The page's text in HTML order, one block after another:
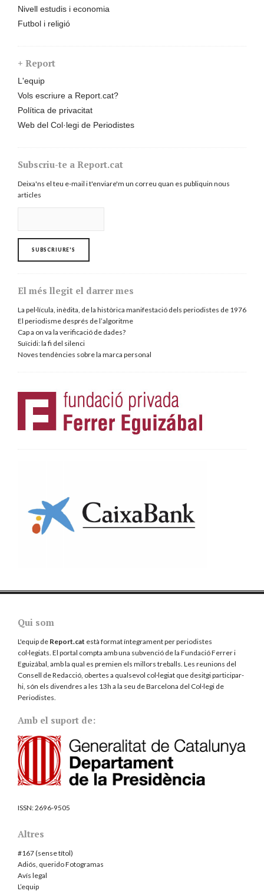
Nivell estudis i economia
Futbol i religió
+ Report
L'equip
Vols escriure a Report.cat?
Política de privacitat
Web del Col·legi de Periodistes
Subscriu-te a Report.cat
Deixa'ns el teu e-mail i t'enviare'm un correu quan es publiquin nous
articles
El més llegit el darrer mes
La pel·lícula, inèdita, de la històrica manifestació dels periodistes de 1976
El periodisme després de l’algoritme
Cap a on va la verificació de dades?
Suïcidi: la fi del silenci
Noves tendències sobre la marca personal
Qui som
L'equip de Report.cat està format íntegrament per periodistes
col·legiats. El portal compta amb una subvenció de la Fundació Ferrer i
Eguizábal, amb la qual es premien els millors treballs. Les reunions del
Consell de Redacció, obertes a qualsevol col·legiat que desitgi participar-
hi, són els divendres a les 13h a la seu de Barcelona del Col·legi de
Periodistes
Amb el suport de:
ISSN:2696-9505
Altres
#167 (sense títol)
Adiós, querido Fotogramas
Avís legal
L’equip